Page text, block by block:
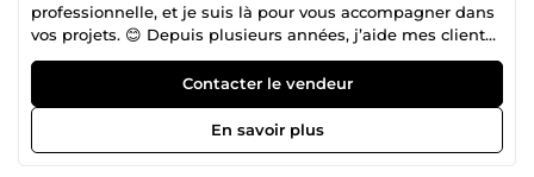
professionnelle, et je suis là pour vous accompagner dans
vos projets. 😊 Depuis plusieurs années, j’aide mes clients
à se démarquer avec des scripts YouTube percutants, des
CV qui font la différence, des lettres de motivation qui
marquent les esprits ou encore des documents reformulés
avec soin pour maximiser leur impact. Mon objectif est de
vous proposer un accompagnement sur mesure,
Contacter le vendeur
En savoir plus